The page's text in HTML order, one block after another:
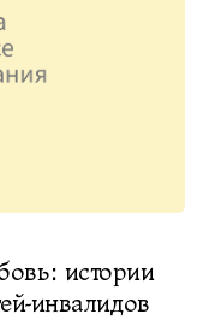
истории
инвалидов